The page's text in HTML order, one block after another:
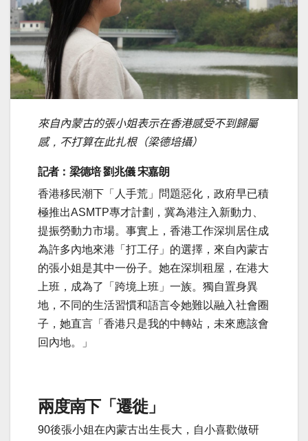
來自內蒙古的張小姐表示在香港感受不到歸屬
感， 不打算在此扎根（梁德培攝）
記者：梁德培 劉兆儀 宋嘉朗
香港移民潮 下「人手荒」問題惡化，政府早已積
極推出ASMTP專才計劃，冀為港注入新動力、
提振勞動力市場。事實上，香港工作深圳居住成
為許多內地來港「打工仔」的選擇，來自內蒙古
的張小姐是其中一份子。她在深圳租屋 ， 在港大
上班 ， 成為了「跨境上班」一族。 獨自置身異
地 ， 不同的生活習慣和語言令她難以融入社會圈
子，她直言「香港只是我的中轉站，未來應該會
回內地。」
兩度南下「遷徙」
90後張小姐在內蒙古出生長大，自小喜歡做研